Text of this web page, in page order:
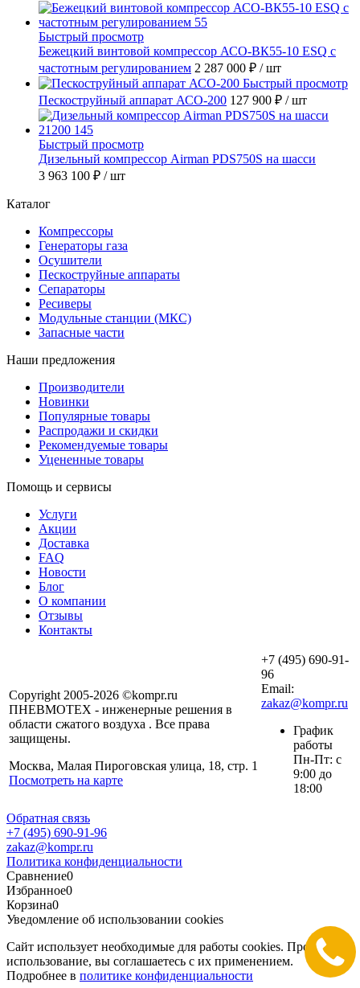
Быстрый просмотр
Бежецкий винтовой компрессор АСО-ВК55-10 ESQ с
частотным регулированием 2 287 000 ₽ / шт
Быстрый просмотр
Пескоструйный аппарат АСО-200 127 900 ₽ / шт
Быстрый просмотр
Дизельный компрессор Airman PDS750S на шасси
3 963 100 ₽ / шт
Каталог
Компрессоры
Генераторы газа
Осушители
Пескоструйные аппараты
Сепараторы
Ресиверы
Модульные станции (МКС)
Запасные части
Наши предложения
Производители
Новинки
Популярные товары
Распродажи и скидки
Рекомендуемые товары
Уцененные товары
Помощь и сервисы
Услуги
Акции
Доставка
FAQ
Новости
Блог
О компании
Отзывы
Контакты
Copyright 2005-2026 ©kompr.ru
ПНЕВМОТЕХ - инженерные решения в
области сжатого воздуха . Все права
защищены.
Москва, Малая Пироговская улица, 18, стр. 1
Посмотреть на карте
+7 (495) 690-91-
96
Email:
zakaz@kompr.ru
График
работы
Пн-Пт: с
9:00 до
18:00
Обратная связь
+7 (495) 690-91-96
zakaz@kompr.ru
Политика конфиденциальности
Сравнение0
Избранное0
Корзина0
Уведомление об использовании cookies
Сайт использует необходимые для работы cookies. Продолжая
использование, вы соглашаетесь с их применением.
Подробнее в политике конфиденциальности